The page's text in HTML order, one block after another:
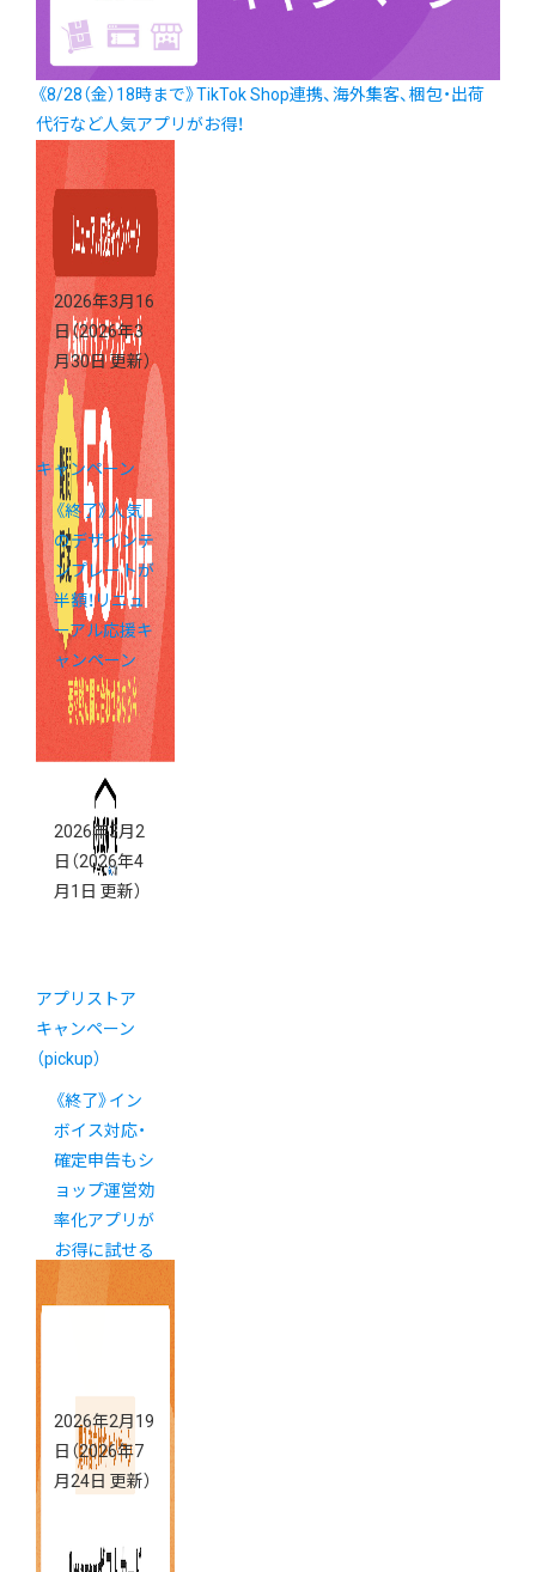
《8/28（金）18時まで》TikTok Shop連携、海外集客、梱包・出荷
代行など人気アプリがお得！
2026年3月16
日（2026年3
月30日 更新）
キャンペーン
《終了》人気
のデザインテ
ンプレートが
半額！リニュ
ーアル応援キ
ャンペーン
2026年3月2
日 （2026年4
月1日 更新）
アプリストア
キャンペーン
（pickup）
《終了》イン
ボイス対応・
確定申告もシ
ョップ運営効
率化アプリが
お得に試せる
キャンペーン
2026年2月19
日 （2026年7
月24日 更新）